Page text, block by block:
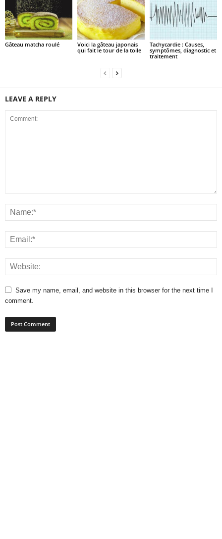
Gâteau matcha roulé
Voici la gâteau japonais
qui fait le tour de la toile
Tachycardie : Causes,
symptômes, diagnostic et
traitement
LEAVE A REPLY
Save my name, email, and website in this browser for the next time I
comment.